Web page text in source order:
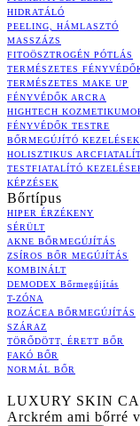
HIDRATÁLÓ
PEELING, HÁMLASZTÓ
MASSZÁZS
FITOÖSZTROGÉN PÓTLÁS
TERMÉSZETES
TERMÉSZETES MAKE UP
FÉNYVÉDŐK ARCRA
HIGHTECH
FÉNYVÉDŐK TESTRE
BŐRMEGÚJÍTÓ KEZELÉSEK
HOLISZTIKUS
TESTFIATALÍTÓ
KÉPZÉSEK
Bőrtípus
HIPER ÉRZÉKENY
SÉRÜLT
AKNE BŐRMEGÚJÍTÁS
ZSÍROS BŐR MEGÚJÍTÁS
KOMBINÁLT
DEMODEX Bőrmegújítás
T-ZÓNA
ROZÁCEA BŐRMEGÚJÍTÁS
SZÁRAZ
TÖRŐDÖTT, ÉRETT BŐR
FAKÓ BŐR
NORMÁL BŐR
LUXURY SKIN
Arckrém ami bőrré